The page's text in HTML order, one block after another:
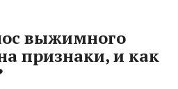
выжимного
признаки, и как